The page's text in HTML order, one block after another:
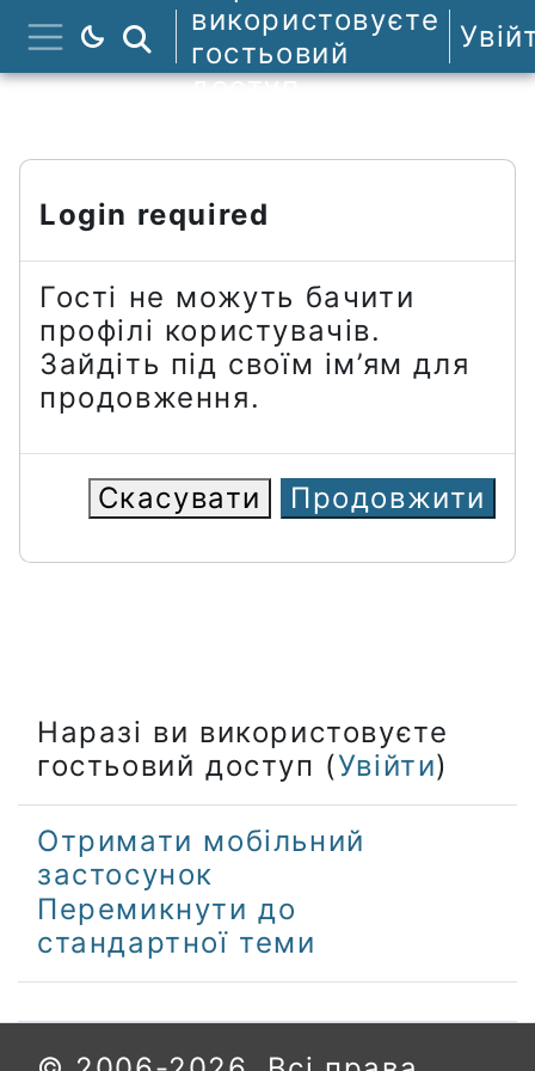
Перейти до головного вмісту
Бокова панель
Пошук курсів
використовуєте
гостьовий
доступ
Login required
Гості не можуть бачити
профілі користувачів.
Зайдіть під своїм ім’ям для
продовження.
Скасувати Продовжити
Наразі ви використовуєте
гостьовий доступ (Увійти)
Отримати мобільний
застосунок
Перемикнути до
стандартної теми